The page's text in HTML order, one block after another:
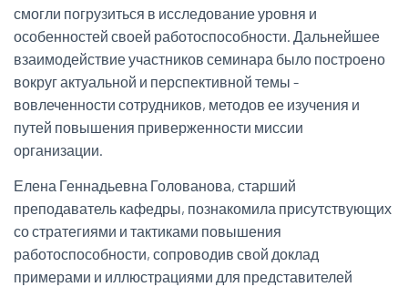
смогли погрузиться в исследование уровня и
особенностей своей работоспособности. Дальнейшее
взаимодействие участников семинара было построено
вокруг актуальной и перспективной темы -
вовлеченности сотрудников, методов ее изучения и
путей повышения приверженности миссии
организации.
Елена Геннадьевна Голованова, старший
преподаватель кафедры, познакомила присутствующих
со стратегиями и тактиками повышения
работоспособности, сопроводив свой доклад
примерами и иллюстрациями для представителей